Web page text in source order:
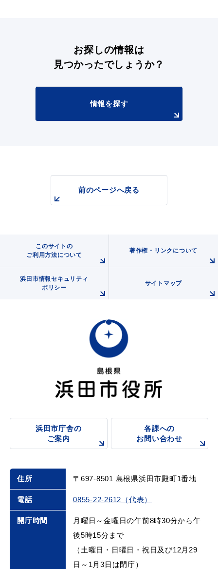
ダウンロード
電子申請
移住・出会い応援（はまだ暮らし）
浜田市庁舎の
各課への
お探しの情報は
見つかったでしょうか？
情報を探す
前のページへ戻る
このサイトの
ご利用方法について
著作権・リンクについて
浜田市情報セキュリティ
ポリシー
サイトマップ
浜田市庁舎の
ご案内
各課への
お問い合わせ
住所 〒697-8501 島根県浜田市殿町1番地
電話 0855-22-2612（代表）
開庁時間
月曜日～金曜日の午前8時30分から午
後5時15分まで
（土曜日・日曜日・祝日及び12月29
日～1月3日は閉庁）